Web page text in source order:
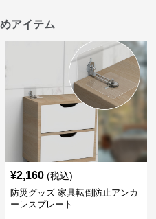
アイテム
¥2,160 (税込)
防災グッズ 家具転倒防止アンカ
ーレスプレート